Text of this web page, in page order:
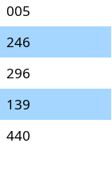
005
246
296
139
440